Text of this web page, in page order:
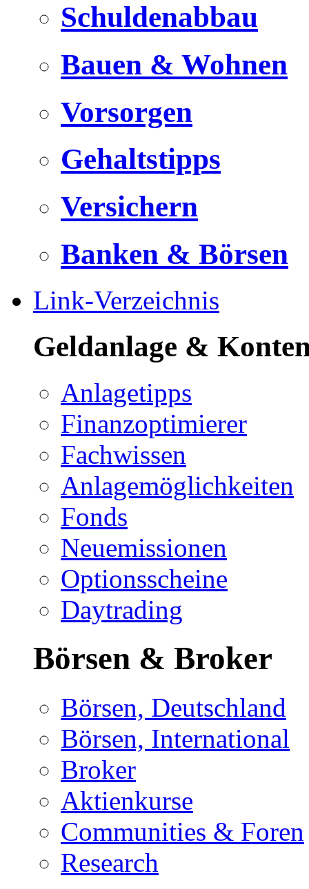
Schuldenabbau
Bauen & Wohnen
Vorsorgen
Gehaltstipps
Versichern
Banken & Börsen
Link-Verzeichnis
Geldanlage &
Anlagetipps
Finanzoptimierer
Fachwissen
Anlagemöglichkeiten
Fonds
Neuemissionen
Optionsscheine
Daytrading
Börsen & Broker
Börsen, Deutschland
Börsen, International
Broker
Aktienkurse
Communities & Foren
Research